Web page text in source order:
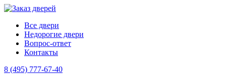
Все двери
Недорогие двери
Вопрос-ответ
Контакты
8 (495) 777-67-40